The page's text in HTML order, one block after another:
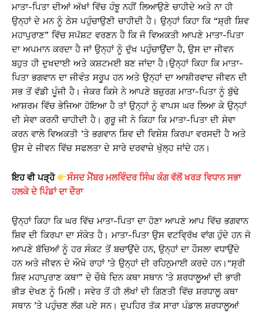
ਮਾਤਾ-ਪਿਤਾ ਦੀਆਂ ਅੱਖਾਂ ਵਿੱਚ ਹੰਝੂ ਨਹੀਂ ਲਿਆਉਣੇ ਚਾਹੀਦੇ ਅਤੇ ਨਾ ਹੀ
ਉਨ੍ਹਾਂ ਦੇ ਮਨ ਨੂੰ ਠੇਸ ਪਹੁੰਚਾਉਣੀ ਚਾਹੀਦੀ ਹੈ। ਉਨ੍ਹਾਂ ਕਿਹਾ ਕਿ “ਸ਼੍ਰੀ ਸ਼ਿਵ
ਮਹਾਪੁਰਾਣ” ਵਿੱਚ ਸਪੱਸ਼ਟ ਵਰਣਨ ਹੈ ਕਿ ਜੋ ਵਿਅਕਤੀ ਆਪਣੇ ਮਾਤਾ-ਪਿਤਾ
ਦਾ ਅਪਮਾਨ ਕਰਦਾ ਹੈ ਜਾਂ ਉਨ੍ਹਾਂ ਨੂੰ ਦੁੱਖ ਪਹੁੰਚਾਉਂਦਾ ਹੈ, ਉਸ ਦਾ ਜੀਵਨ
ਬਹੁਤ ਹੀ ਦੁਖਦਾਈ ਅਤੇ ਕਸ਼ਟਮਈ ਬਣ ਜਾਂਦਾ ਹੈ।ਉਨ੍ਹਾਂ ਕਿਹਾ ਕਿ ਮਾਤਾ-
ਪਿਤਾ ਭਗਵਾਨ ਦਾ ਜੀਵੰਤ ਸਰੂਪ ਹਨ ਅਤੇ ਉਨ੍ਹਾਂ ਦਾ ਆਸ਼ੀਰਵਾਦ ਜੀਵਨ ਦੀ
ਸਭ ਤੋਂ ਵੱਡੀ ਪੂੰਜੀ ਹੈ। ਜੇਕਰ ਕਿਸੇ ਨੇ ਆਪਣੇ ਬਜ਼ੁਰਗ ਮਾਤਾ-ਪਿਤਾ ਨੂੰ ਬੁੱਢੇ
ਆਸ਼ਰਮ ਵਿੱਚ ਭੇਜਿਆ ਹੋਇਆ ਹੈ ਤਾਂ ਉਨ੍ਹਾਂ ਨੂੰ ਵਾਪਸ ਘਰ ਲਿਆ ਕੇ ਉਨ੍ਹਾਂ
ਦੀ ਸੇਵਾ ਕਰਨੀ ਚਾਹੀਦੀ ਹੈ। ਗੁਰੂ ਜੀ ਨੇ ਕਿਹਾ ਕਿ ਮਾਤਾ-ਪਿਤਾ ਦੀ ਸੇਵਾ
ਕਰਨ ਵਾਲੇ ਵਿਅਕਤੀ ’ਤੇ ਭਗਵਾਨ ਸ਼ਿਵ ਦੀ ਵਿਸ਼ੇਸ਼ ਕਿਰਪਾ ਵਰਸਦੀ ਹੈ ਅਤੇ
ਉਸ ਦੇ ਜੀਵਨ ਵਿੱਚ ਸਫਲਤਾ ਦੇ ਸਾਰੇ ਦਰਵਾਜ਼ੇ ਖੁੱਲ੍ਹ ਜਾਂਦੇ ਹਨ।
ਇਹ ਵੀ ਪੜ੍ਹੋ
ਸੰਸਦ ਮੈਂਬਰ ਮਲਵਿੰਦਰ ਸਿੰਘ ਕੰਗ ਵੱਲੋਂ ਖਰੜ ਵਿਧਾਨ ਸਭਾ
ਹਲਕੇ ਦੇ ਪਿੰਡਾਂ ਦਾ ਦੌਰਾ
ਉਨ੍ਹਾਂ ਕਿਹਾ ਕਿ ਘਰ ਵਿੱਚ ਮਾਤਾ-ਪਿਤਾ ਦਾ ਹੋਣਾ ਆਪਣੇ ਆਪ ਵਿੱਚ ਭਗਵਾਨ
ਸ਼ਿਵ ਦੀ ਕਿਰਪਾ ਦਾ ਸੰਕੇਤ ਹੈ। ਮਾਤਾ-ਪਿਤਾ ਉਸ ਵਟਵ੍ਰਿੱਖ ਵਾਂਗ ਹੁੰਦੇ ਹਨ ਜੋ
ਆਪਣੇ ਬੱਚਿਆਂ ਨੂੰ ਹਰ ਸੰਕਟ ਤੋਂ ਬਚਾਉਂਦੇ ਹਨ, ਉਨ੍ਹਾਂ ਦਾ ਹੌਸਲਾ ਵਧਾਉਂਦੇ
ਹਨ ਅਤੇ ਜੀਵਨ ਦੇ ਔਖੇ ਰਾਹਾਂ ’ਤੇ ਉਨ੍ਹਾਂ ਦੀ ਰਹਿਨੁਮਾਈ ਕਰਦੇ ਹਨ।“ਸ਼੍ਰੀ
ਸ਼ਿਵ ਮਹਾਪੁਰਾਣ ਕਥਾ” ਦੇ ਚੌਥੇ ਦਿਨ ਕਥਾ ਸਥਾਨ ’ਤੇ ਸ਼ਰਧਾਲੂਆਂ ਦੀ ਭਾਰੀ
ਭੀੜ ਦੇਖਣ ਨੂੰ ਮਿਲੀ। ਸਵੇਰ ਤੋਂ ਹੀ ਲੱਖਾਂ ਦੀ ਗਿਣਤੀ ਵਿੱਚ ਸ਼ਰਧਾਲੂ ਕਥਾ
ਸਥਾਨ ’ਤੇ ਪਹੁੰਚਣ ਲੱਗ ਪਏ ਸਨ। ਦੁਪਹਿਰ ਤੱਕ ਸਾਰਾ ਪੰਡਾਲ ਸ਼ਰਧਾਲੂਆਂ